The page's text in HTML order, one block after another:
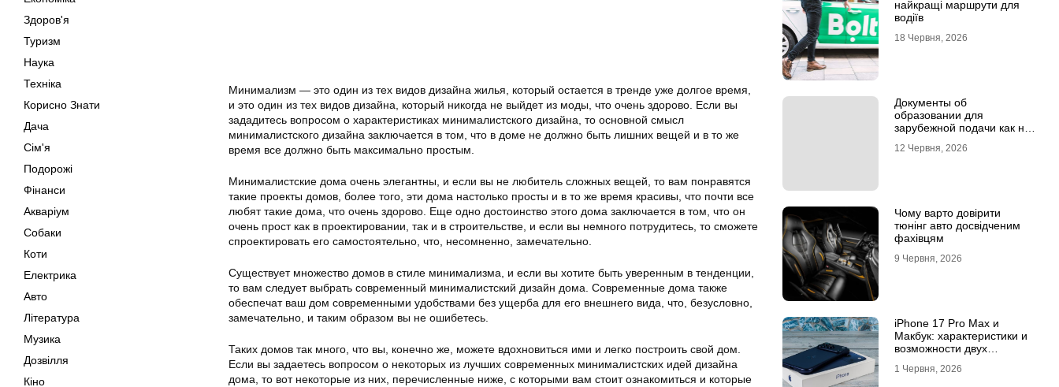
Здоров'я
Туризм
Наука
Техніка
Корисно Знати
Дача
Сім'я
Подорожі
Фінанси
Акваріум
Собаки
Коти
Електрика
Авто
Література
Музика
Дозвілля
Кіно
Минимализм — это один из тех видов дизайна жилья, который остается в тренде уже долгое время,
и это один из тех видов дизайна, который никогда не выйдет из моды, что очень здорово. Если вы
зададитесь вопросом о характеристиках минималистского дизайна, то основной смысл
минималистского дизайна заключается в том, что в доме не должно быть лишних вещей и в то же
время все должно быть максимально простым.
Минималистские дома очень элегантны, и если вы не любитель сложных вещей, то вам понравятся
такие проекты домов, более того, эти дома настолько просты и в то же время красивы, что почти все
любят такие дома, что очень здорово. Еще одно достоинство этого дома заключается в том, что он
очень прост как в проектировании, так и в строительстве, и если вы немного потрудитесь, то сможете
спроектировать его самостоятельно, что, несомненно, замечательно.
Существует множество домов в стиле минимализма, и если вы хотите быть уверенным в тенденции,
то вам следует выбрать современный минималистский дизайн дома. Современные дома также
обеспечат ваш дом современными удобствами без ущерба для его внешнего вида, что, безусловно,
замечательно, и таким образом вы не ошибетесь.
Таких домов так много, что вы, конечно же, можете вдохновиться ими и легко построить свой дом.
Если вы задаетесь вопросом о некоторых из лучших современных минималистских идей дизайна
дома, то вот некоторые из них, перечисленные ниже, с которыми вам стоит ознакомиться и которые
найкращі маршрути для
водіїв
18 Червня, 2026
Документы об
образовании для
зарубежной подачи как не
апостиле
12 Червня, 2026
Чому варто довірити
тюнінг авто досвідченим
фахівцям
9 Червня, 2026
iPhone 17 Pro Max и
Макбук: характеристики и
возможности двух
1 Червня, 2026